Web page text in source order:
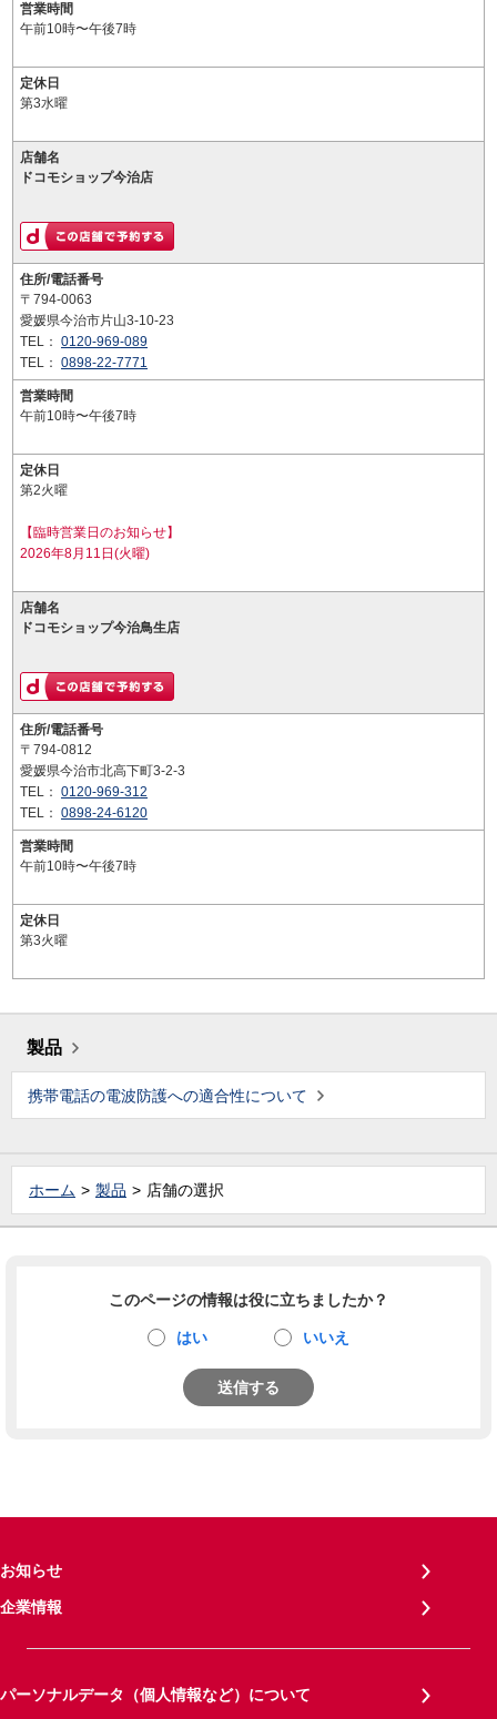
営業時間
午前10時〜午後7時
定休日
第3水曜
店舗名
ドコモショップ今治店
住所/電話番号
〒794-0063
愛媛県今治市片山3-10-23
TEL： 0120-969-089
TEL： 0898-22-7771
営業時間
午前10時〜午後7時
定休日
第2火曜
【臨時営業日のお知らせ】
2026年8月11日(火曜)
店舗名
ドコモショップ今治鳥生店
住所/電話番号
〒794-0812
愛媛県今治市北高下町3-2-3
TEL： 0120-969-312
TEL： 0898-24-6120
営業時間
午前10時〜午後7時
定休日
第3火曜
製品
携帯電話の電波防護への適合性について
ホーム 製品 店舗の選択
このページの情報は役に立ちましたか？
はい いいえ
送信する
お知らせ
企業情報
パーソナルデータ（個人情報など）について